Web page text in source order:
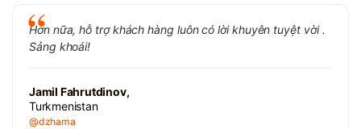
Hơn nữa, hỗ trợ khách hàng luôn có lời khuyên tuyệt vời .
Sảng khoái!
Jamil Fahrutdinov,
Turkmenistan
@dzhama